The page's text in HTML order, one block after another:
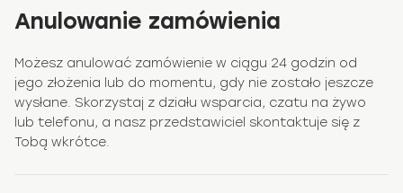
Anulowanie zamówienia
Możesz anulować zamówienie w ciągu 24 godzin od
jego złożenia lub do momentu, gdy nie zostało jeszcze
wysłane. Skorzystaj z działu wsparcia, czatu na żywo
lub telefonu, a nasz przedstawiciel skontaktuje się z
Tobą wkrótce.